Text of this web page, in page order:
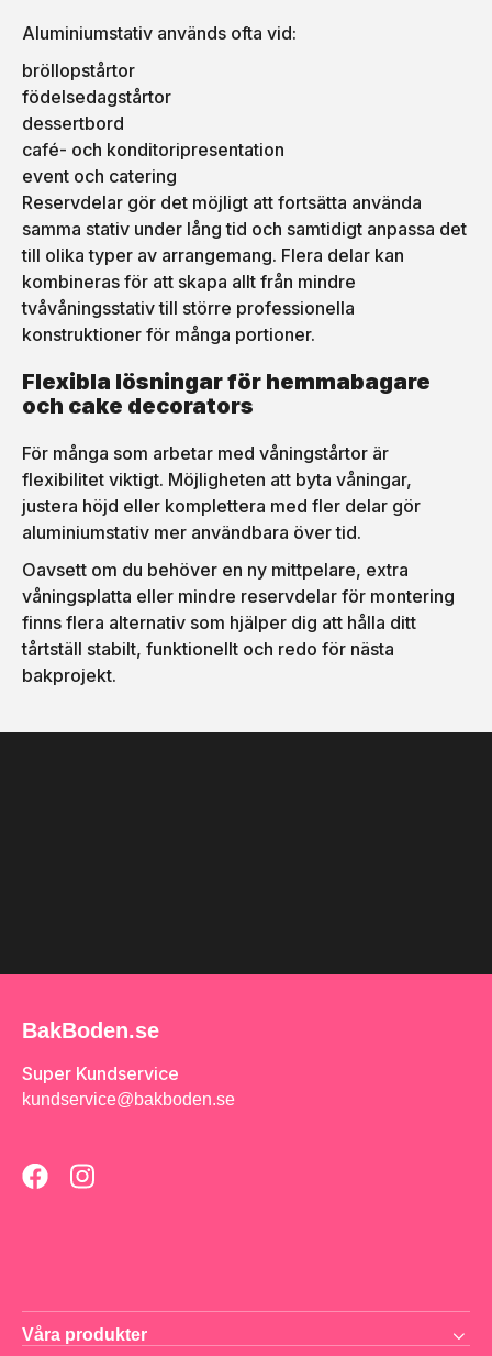
Aluminiumstativ används ofta vid:
bröllopstårtor
födelsedagstårtor
dessertbord
café- och konditoripresentation
event och catering
Reservdelar gör det möjligt att fortsätta använda
samma stativ under lång tid och samtidigt anpassa det
till olika typer av arrangemang. Flera delar kan
kombineras för att skapa allt från mindre
tvåvåningsstativ till större professionella
konstruktioner för många portioner.
Flexibla lösningar för hemmabagare
och cake decorators
För många som arbetar med våningstårtor är
flexibilitet viktigt. Möjligheten att byta våningar,
justera höjd eller komplettera med fler delar gör
aluminiumstativ mer användbara över tid.
Oavsett om du behöver en ny mittpelare, extra
våningsplatta eller mindre reservdelar för montering
finns flera alternativ som hjälper dig att hålla ditt
tårtställ stabilt, funktionellt och redo för nästa
bakprojekt.
BakBoden.se
Super Kundservice
kundservice@bakboden.se
Våra produkter